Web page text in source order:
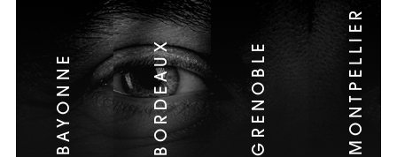
BAYONNE BORDEAUX GRENOBLE MONTPELLIER